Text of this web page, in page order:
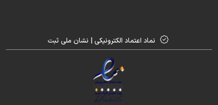
نماد اعتماد الکترونیکی | نشان ملی ثبت